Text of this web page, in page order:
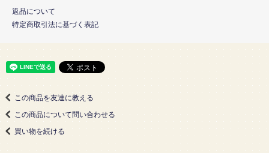
返品について
特定商取引法に基づく表記
この商品を友達に教える
この商品について問い合わせる
買い物を続ける